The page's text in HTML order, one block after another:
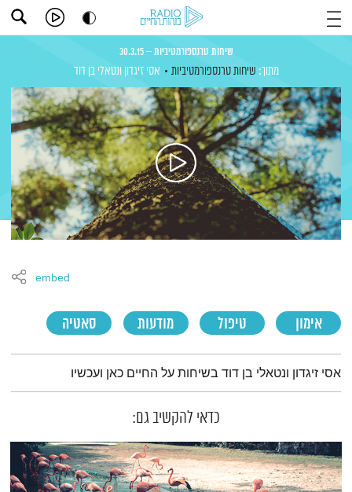
שיחות טרנספורמטיביות – 30.3.15
מתוך: שיחות טרנספורמטיביות אסי זיגדון ונטאלי בן דוד
אימון טיפול מודעות סאטיה
embed
תמצית הפודקאסט
אסי זיגדון ונטאלי בן דוד בשיחות על החיים כאן ועכשיו
כדאי להקשיב גם: